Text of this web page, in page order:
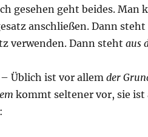
gesehen geht beides. Man
anschließen. Dann steht
verwenden. Dann steht aus
– Üblich ist vor allemder
kommt seltener vor, sie ist